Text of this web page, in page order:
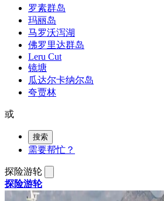
罗素群岛
玛丽岛
马罗沃泻湖
佛罗里达群岛
Leru Cut
镜塘
瓜达尔卡纳尔岛
夸贾林
或
搜索
需要帮忙？
探险游轮
探险游轮